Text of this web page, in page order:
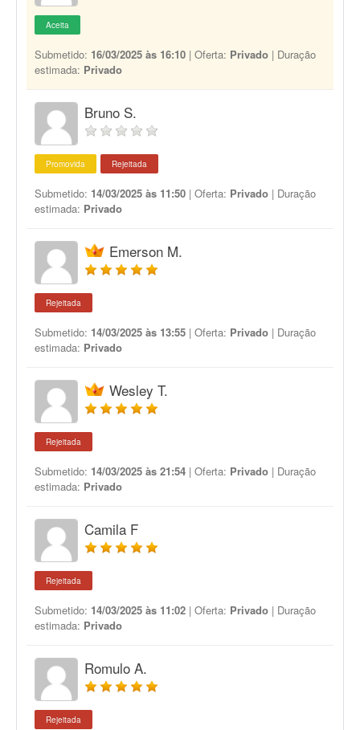
Aceita
Submetido: 16/03/2025 às 16:10 | Oferta: Privado | Duração
estimada: Privado
Bruno S.
Promovida Rejeitada
Submetido: 14/03/2025 às 11:50 | Oferta: Privado | Duração
estimada: Privado
Emerson M.
Rejeitada
Submetido: 14/03/2025 às 13:55 | Oferta: Privado | Duração
estimada: Privado
Wesley T.
Rejeitada
Submetido: 14/03/2025 às 21:54 | Oferta: Privado | Duração
estimada: Privado
Camila F
Rejeitada
Submetido: 14/03/2025 às 11:02 | Oferta: Privado | Duração
estimada: Privado
Romulo A.
Rejeitada